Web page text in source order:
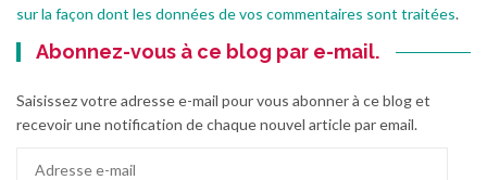
sur la façon dont les données de vos commentaires sont traitées.
Abonnez-vous à ce blog par e-mail.
Saisissez votre adresse e-mail pour vous abonner à ce blog et
recevoir une notification de chaque nouvel article par email.